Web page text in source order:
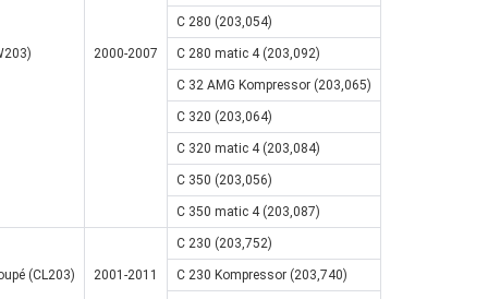
2000-2007
C 280 (203,054)
C 280 matic 4 (203,092)
C 32 AMG Kompressor (203,065)
C 320 (203,064)
C 320 matic 4 (203,084)
C 350 (203,056)
C 350 matic 4 (203,087)
(CL203) 2001-2011
C 230 (203,752)
C 230 Kompressor (203,740)